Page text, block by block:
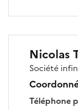
Nicolas
Société
Téléphone